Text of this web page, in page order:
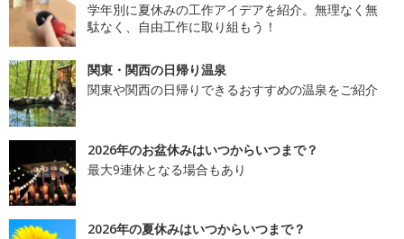
学年別に夏休みの工作アイデアを紹介。無理なく無
駄なく、自由工作に取り組もう！
関東・関西の日帰り温泉
関東や関西の日帰りできるおすすめの温泉をご紹介
2026年のお盆休みはいつからいつまで？
最大9連休となる場合もあり
2026年の夏休みはいつからいつまで？